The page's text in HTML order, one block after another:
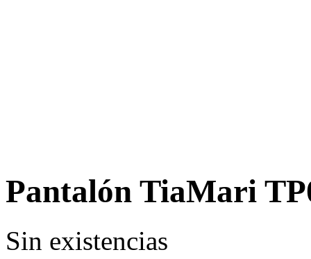
Pantalón TiaMari
Sin existencias